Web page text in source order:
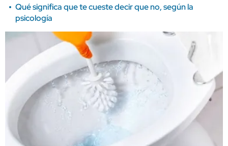
Qué significa que te cueste decir que no, según la
psicología